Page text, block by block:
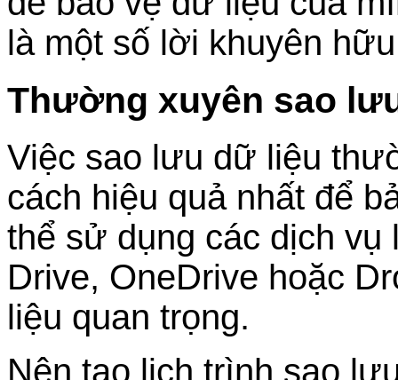
là một số lời khuyên
Thường xuyên sao
Việc sao lưu dữ liệu
cách hiệu quả nhất để
thể sử dụng các dịch
Drive, OneDrive hoặc
liệu quan trọng.
Nên tạo lịch trình sao